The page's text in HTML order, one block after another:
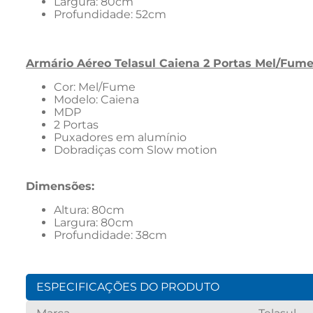
Profundidade: 52cm
Armário Aéreo Telasul Caiena 2 Portas Mel/Fume
Cor: Mel/Fume
Modelo: Caiena
MDP
2 Portas
Puxadores em alumínio
Dobradiças com Slow motion
Dimensões:
Altura: 80cm
Largura: 80cm
Profundidade: 38cm
ESPECIFICAÇÕES DO PRODUTO